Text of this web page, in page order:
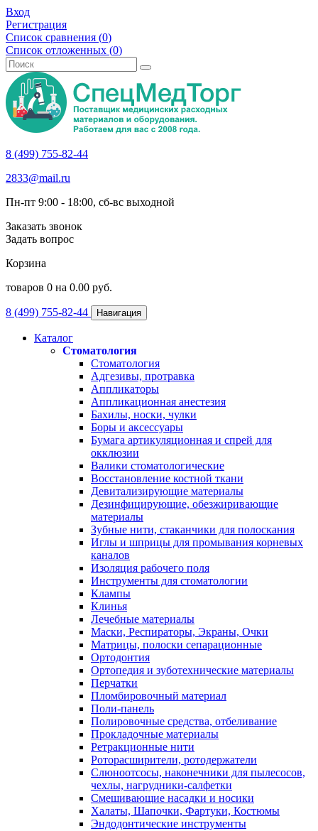
Вход
Регистрация
Список сравнения (0)
Список отложенных (0)
8 (499) 755-82-44
2833@mail.ru
Пн-пт 9:00 - 18:00, сб-вс выходной
Заказать звонок
Задать вопрос
Корзина
товаров 0 на 0.00 руб.
8 (499) 755-82-44 Навигация
Каталог
Стоматология
Стоматология
Адгезивы, протравка
Аппликаторы
Аппликационная анестезия
Бахилы, носки, чулки
Боры и аксессуары
Бумага артикуляционная и спрей для
окклюзии
Валики стоматологические
Восстановление костной ткани
Девитализирующие материалы
Дезинфицирующие, обезжиривающие
материалы
Зубные нити, стаканчики для полоскания
Иглы и шприцы для промывания корневых
каналов
Изоляция рабочего поля
Инструменты для стоматологии
Клампы
Клинья
Лечебные материалы
Маски, Респираторы, Экраны, Очки
Матрицы, полоски сепарационные
Ортодонтия
Ортопедия и зуботехнические материалы
Перчатки
Пломбировочный материал
Поли-панель
Полировочные средства, отбеливание
Прокладочные материалы
Ретракционные нити
Роторасширители, ротодержатели
Слюноотсосы, наконечники для пылесосов,
чехлы, нагрудники-салфетки
Смешивающие насадки и носики
Халаты, Шапочки, Фартуки, Костюмы
Эндодонтические инструменты